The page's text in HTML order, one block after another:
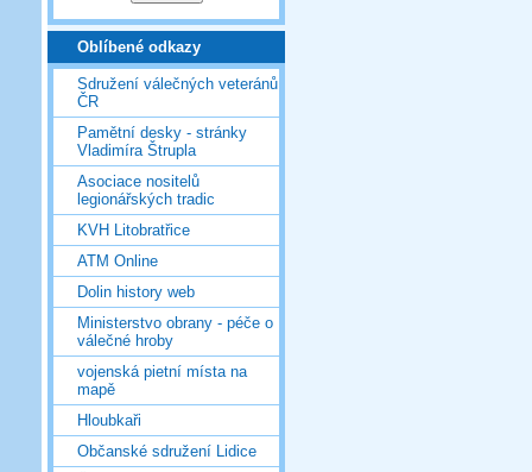
Oblíbené odkazy
Sdružení válečných veteránů
ČR
Pamětní desky - stránky
Vladimíra Štrupla
Asociace nositelů
legionářských tradic
KVH Litobratřice
ATM Online
Dolin history web
Ministerstvo obrany - péče o
válečné hroby
vojenská pietní místa na
mapě
Hloubkaři
Občanské sdružení Lidice